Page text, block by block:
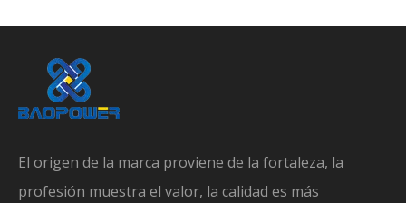
El origen de la marca proviene de la fortaleza, la
profesión muestra el valor, la calidad es más